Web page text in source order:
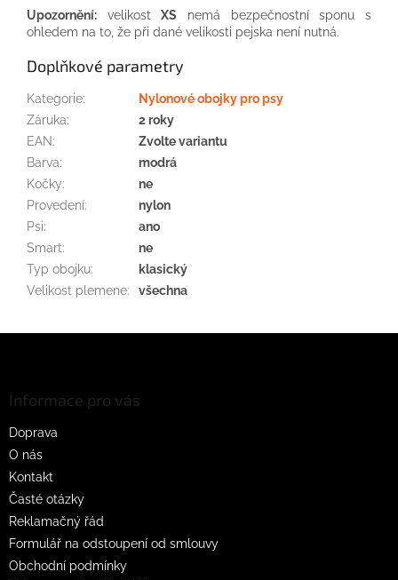
Upozornění: velikostXS nemá bezpečnostní sponu s
ohledem na to, že při dané velikosti pejska není nutná.
Doplňkové parametry
Kategorie:
Nylonové obojky pro psy
Záruka:
2 roky
EAN:
Zvolte variantu
Barva:
modrá
Kočky:
ne
Provedení:
nylon
Psi:
ano
Smart:
ne
Typ obojku:
klasický
Velikost plemene: všechna
Informace pro vás
Doprava
O nás
Kontakt
Časté otázky
Reklamačný řád
Formulář na odstoupení od smlouvy
Obchodní podmínky